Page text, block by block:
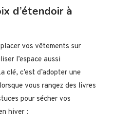
d’étendoir à
vos vêtements sur
l’espace aussi
clé, c’est d’adopter une
vous rangez des livres
pour sécher vos
hiver :